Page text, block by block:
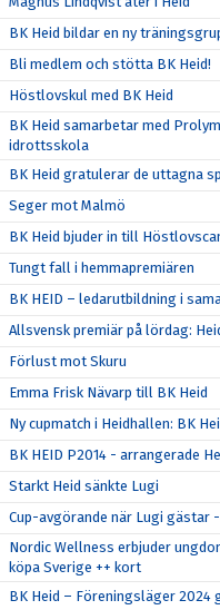
BK Heid bildar en ny
Bli medlem och stötta BK Heid!
Höstlovskul med BK Heid
BK Heid samarbetar med
idrottsskola
BK Heid gratulerar de uttagna
Seger mot Malmö
BK Heid bjuder in till
Tungt fall i hemmapremiären
BK HEID – ledarutbildning i
Allsvensk premiär på lördag:
Förlust mot Skuru
Emma Frisk Nävarp till BK Heid
Ny cupmatch i Heidhallen: BK
BK HEID P2014 - arrangerade
Starkt Heid sänkte Lugi
Cup-avgörande när Lugi gästar
Nordic Wellness erbjuder
köpa Sverige ++ kort
BK Heid – Föreningsläger 2024